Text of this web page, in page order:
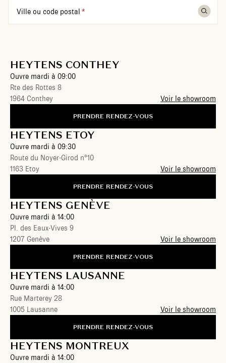
Ville ou code postal
HEYTENS CONTHEY
Ouvre mardi à 09:00
Rte des Rottes 8
1964 Conthey
Voir le showroom
PRENDRE RENDEZ-VOUS
HEYTENS ETOY
Ouvre mardi à 09:30
Route du Noyer-Girod n°10
1163 Etoy
Voir le showroom
PRENDRE RENDEZ-VOUS
HEYTENS GENÈVE
Ouvre mardi à 14:00
Pl. des Eaux-Vives 9
1207 Genève
Voir le showroom
PRENDRE RENDEZ-VOUS
HEYTENS LAUSANNE
Ouvre mardi à 14:00
Rue Marterey 28
1005 Lausanne
Voir le showroom
PRENDRE RENDEZ-VOUS
HEYTENS MONTREUX
Ouvre mardi à 14:00